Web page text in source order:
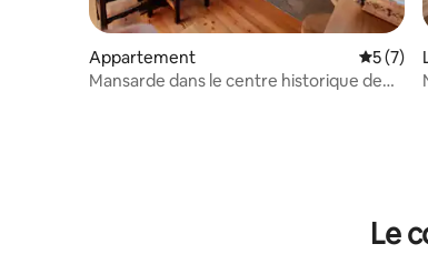
Appartement
5 (7)
Mansarde dans le centre historique de
Le